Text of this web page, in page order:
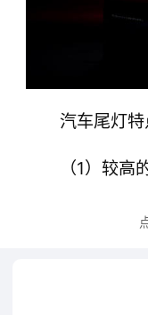
汽车尾灯特
（1）较高
（2）快速